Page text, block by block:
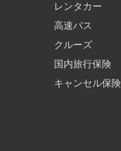
レンタカー
高速バス
クルーズ
国内旅行保険
キャンセル保険